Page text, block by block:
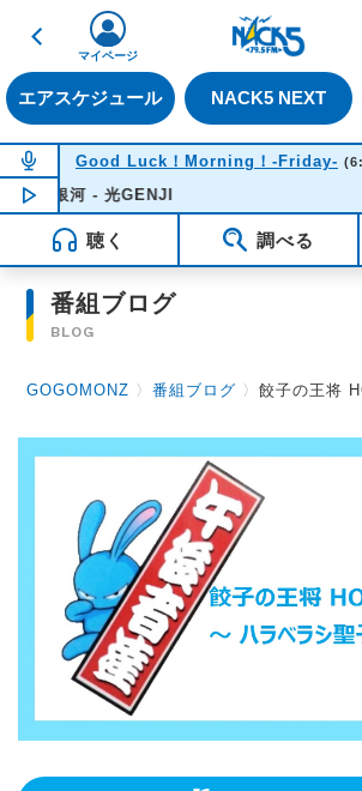
戻る
エアスケジュール NACK5 NEXT
マイページ
NOW ON AIR
Good Luck！Morning！-Friday-
NOW PLAYING
聴く 調べる
番組ブログ
BLOG
GOGOMONZ 〉番組ブログ 〉餃子の王将 HOT FUNTIME